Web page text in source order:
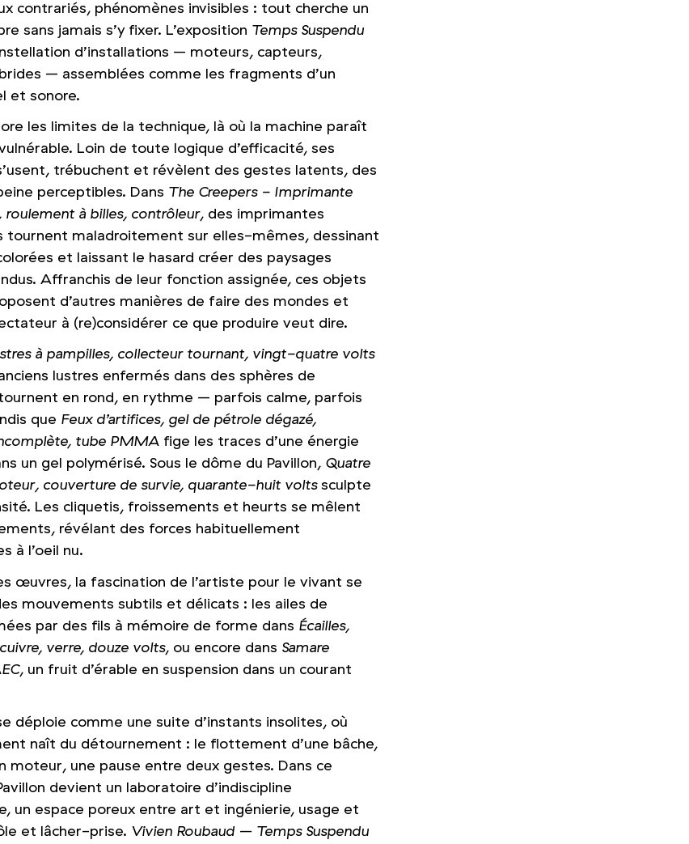
contrariés, phénomènes invisibles : tout cherche un
sans jamais s’y fixer. L’exposition Temps Suspendu
d’installations – moteurs, capteurs,
– assemblées comme les fragments d’un
et sonore.
les limites de la technique, là où la machine paraît
Loin de toute logique d’efficacité, ses
trébuchent et révèlent des gestes latents, des
perceptibles. Dans The Creepers - Imprimante
à billes, contrôleur, des imprimantes
tournent maladroitement sur elles-mêmes, dessinant
et laissant le hasard créer des paysages
Affranchis de leur fonction assignée, ces objets
d’autres manières de faire des mondes et
à (re)considérer ce que produire veut dire.
à pampilles, collecteur tournant, vingt-quatre volts
lustres enfermés dans des sphères de
en rond, en rythme – parfois calme, parfois
que Feux d’artifices, gel de pétrole dégazé,
tube PMMA fige les traces d’une énergie
un gel polymérisé. Sous le dôme du Pavillon, Quatre
couverture de survie, quarante-huit voltssculpte
Les cliquetis, froissements et heurts se mêlent
révélant des forces habituellement
à l’oeil nu.
œuvres, la fascination de l’artiste pour le vivant se
mouvements subtils et délicats : les ailes de
par des fils à mémoire de forme dans Écailles,
verre, douze volts, ou encore dans Samare
, un fruit d’érable en suspension dans un courant
déploie comme une suite d’instants insolites, où
naît du détournement : le flottement d’une bâche,
moteur, une pause entre deux gestes. Dans ce
devient un laboratoire d’indiscipline
un espace poreux entre art et ingénierie, usage et
et lâcher-prise. Vivien Roubaud – Temps Suspendu